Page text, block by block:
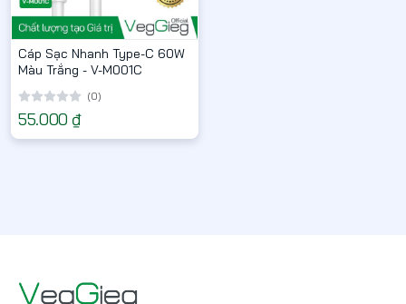
Cáp Sạc Nhanh Type-C 60W
Màu Trắng - V-M001C
(0)
55.000 ₫